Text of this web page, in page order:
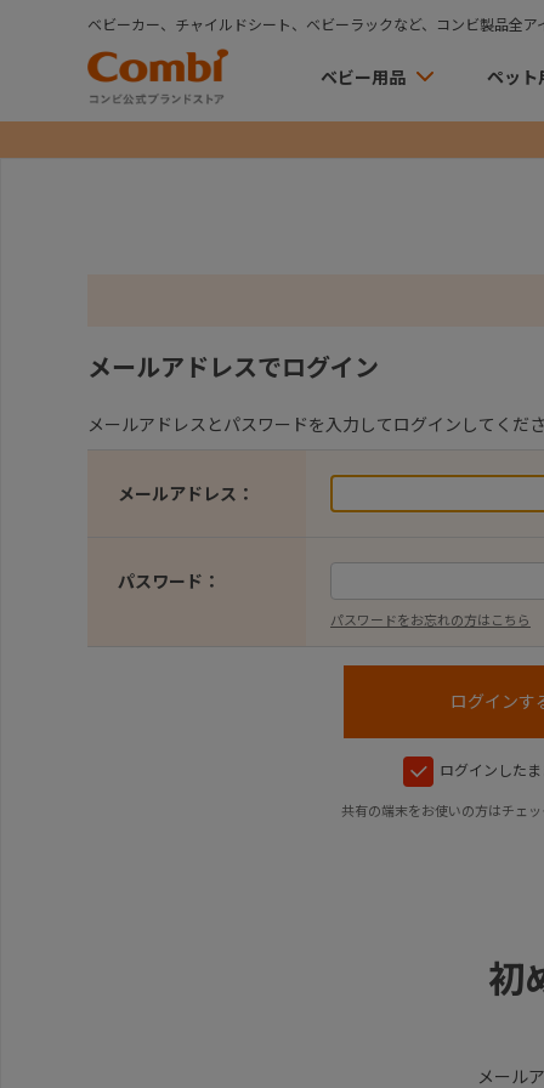
ベビーカー、チャイルドシート、ベビーラックなど、コンビ製品全ア
ベビー用品 ペット
メールアドレスでログイン
メールアドレスとパスワードを入力してログインしてくださ
メールアドレス：
パスワード：
パスワードをお忘れの方はこちら
ログインした
共有の端末をお使いの方はチェ
初
メール